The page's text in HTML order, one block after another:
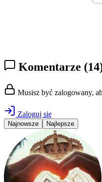
Komentarze
Musisz być zalogowany,
Zaloguj się
Najnowsze Najlepsze